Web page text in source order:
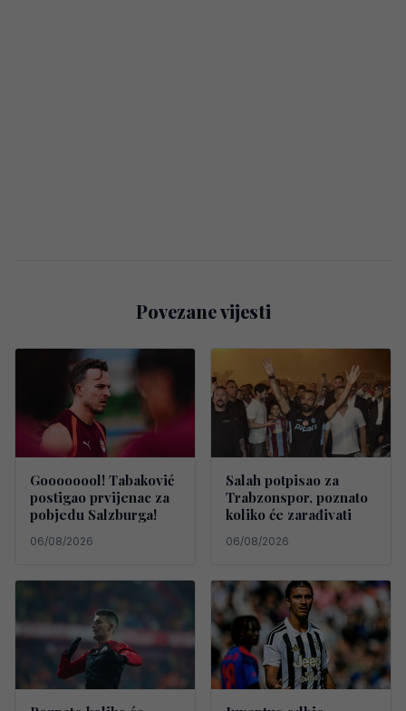
Povezane vijesti
Goooooool! Tabaković
postigao prvijenac za
pobjedu Salzburga!
06/08/2026
Salah potpisao za
Trabzonspor, poznato
koliko će zarađivati
06/08/2026